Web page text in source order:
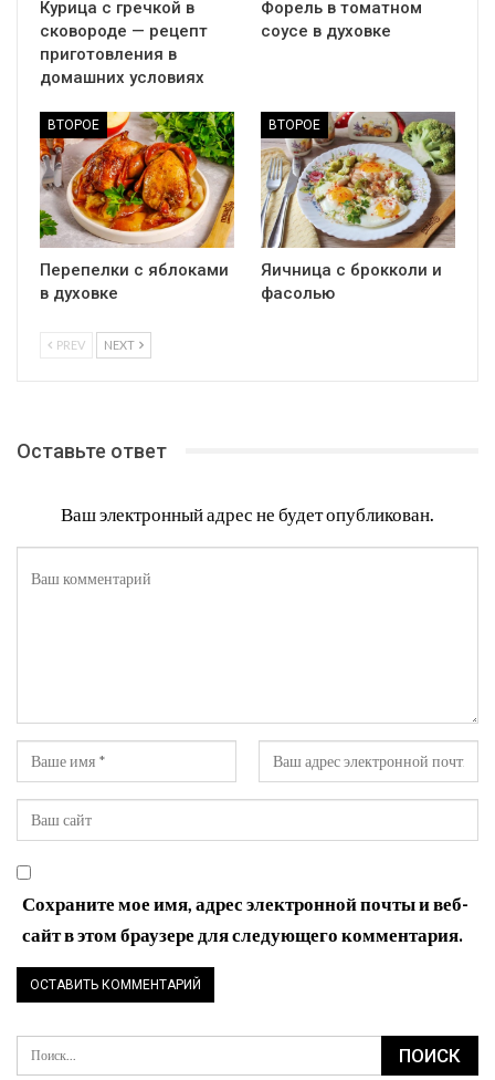
Курица с гречкой в
сковороде — рецепт
приготовления в
домашних условиях
Форель в томатном
соусе в духовке
ВТОРОЕ
Перепелки с яблоками
в духовке
ВТОРОЕ
Яичница с брокколи и
фасолью
PREV NEXT
Оставьте ответ
Ваш электронный адрес не будет опубликован.
Сохраните мое имя, адрес электронной почты и веб-
сайт в этом браузере для следующего комментария.